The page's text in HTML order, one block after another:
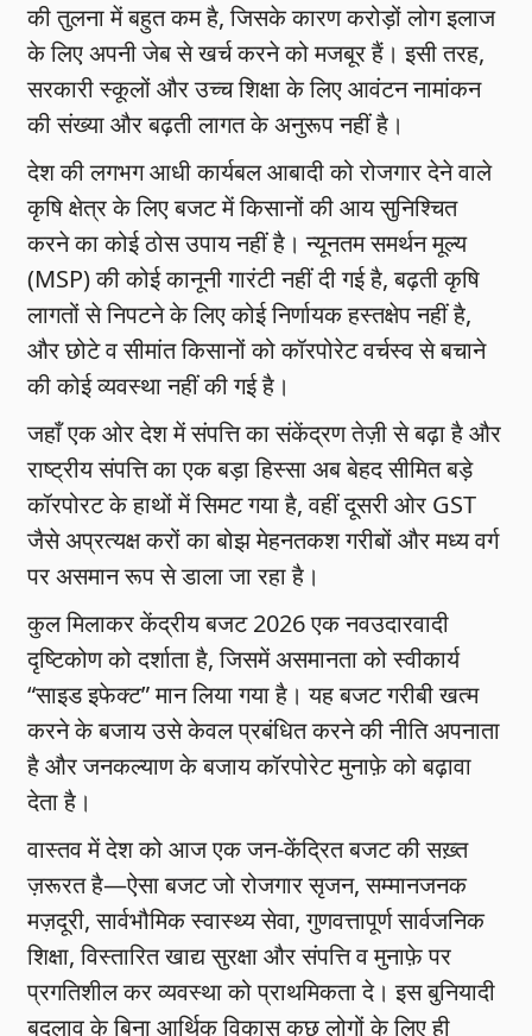
की तुलना में बहुत कम है, जिसके कारण करोड़ों लोग इलाज
के लिए अपनी जेब से खर्च करने को मजबूर हैं। इसी तरह,
सरकारी स्कूलों और उच्च शिक्षा के लिए आवंटन नामांकन
की संख्या और बढ़ती लागत के अनुरूप नहीं है।
देश की लगभग आधी कार्यबल आबादी को रोजगार देने वाले
कृषि क्षेत्र के लिए बजट में किसानों की आय सुनिश्चित
करने का कोई ठोस उपाय नहीं है। न्यूनतम समर्थन मूल्य
(MSP) की कोई कानूनी गारंटी नहीं दी गई है, बढ़ती कृषि
लागतों से निपटने के लिए कोई निर्णायक हस्तक्षेप नहीं है,
और छोटे व सीमांत किसानों को कॉरपोरेट वर्चस्व से बचाने
की कोई व्यवस्था नहीं की गई है।
जहाँ एक ओर देश में संपत्ति का संकेंद्रण तेज़ी से बढ़ा है और
राष्ट्रीय संपत्ति का एक बड़ा हिस्सा अब बेहद सीमित बड़े
कॉरपोरट के हाथों में सिमट गया है, वहीं दूसरी ओर GST
जैसे अप्रत्यक्ष करों का बोझ मेहनतकश गरीबों और मध्य वर्ग
पर असमान रूप से डाला जा रहा है।
कुल मिलाकर केंद्रीय बजट 2026 एक नवउदारवादी
दृष्टिकोण को दर्शाता है, जिसमें असमानता को स्वीकार्य
“साइड इफेक्ट” मान लिया गया है। यह बजट गरीबी खत्म
करने के बजाय उसे केवल प्रबंधित करने की नीति अपनाता
है और जनकल्याण के बजाय कॉरपोरेट मुनाफ़े को बढ़ावा
देता है।
वास्तव में देश को आज एक जन-केंद्रित बजट की सख़्त
ज़रूरत है—ऐसा बजट जो रोजगार सृजन, सम्मानजनक
मज़दूरी, सार्वभौमिक स्वास्थ्य सेवा, गुणवत्तापूर्ण सार्वजनिक
शिक्षा, विस्तारित खाद्य सुरक्षा और संपत्ति व मुनाफ़े पर
प्रगतिशील कर व्यवस्था को प्राथमिकता दे। इस बुनियादी
बदलाव के बिना आर्थिक विकास कुछ लोगों के लिए ही